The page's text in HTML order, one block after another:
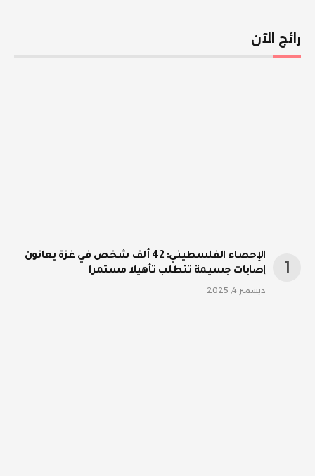
رائج الآن
الإحصاء الفلسطيني: 42 ألف شخص في غزة يعانون
إصابات جسيمة تتطلب تأهيلا مستمرا
ديسمبر 4, 2025